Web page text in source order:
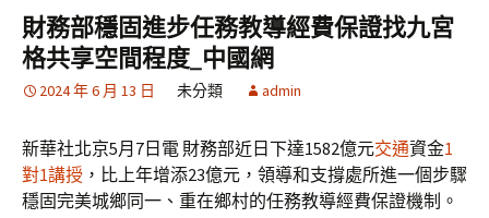
鍵
字:
財務部穩固進步任務教導經費保證找九宮
格共享空間程度_中國網
2024 年 6 月 13 日 未分類 admin
新華社北京5月7日電 財務部近日下達1582億元交通資金1
對1講授 ，比上年增添23億元，領導和支撐處所進一個步驟
穩固完美城鄉同一、重在鄉村的任務教導經費保證機制。